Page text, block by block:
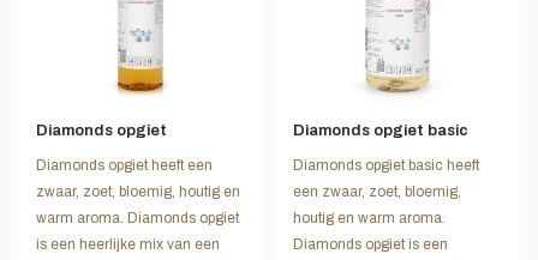
Diamonds opgiet
Diamonds opgiet heeft een
zwaar, zoet, bloemig, houtig en
warm aroma. Diamonds opgiet
is een heerlijke mix van een
Diamonds opgiet basic
Diamonds opgiet basic heeft
een zwaar, zoet, bloemig,
houtig en warm aroma.
Diamonds opgiet is een